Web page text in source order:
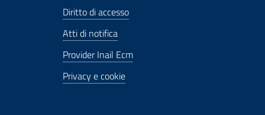
Diritto di accesso
Atti di notifica
Provider Inail Ecm
Privacy e cookie